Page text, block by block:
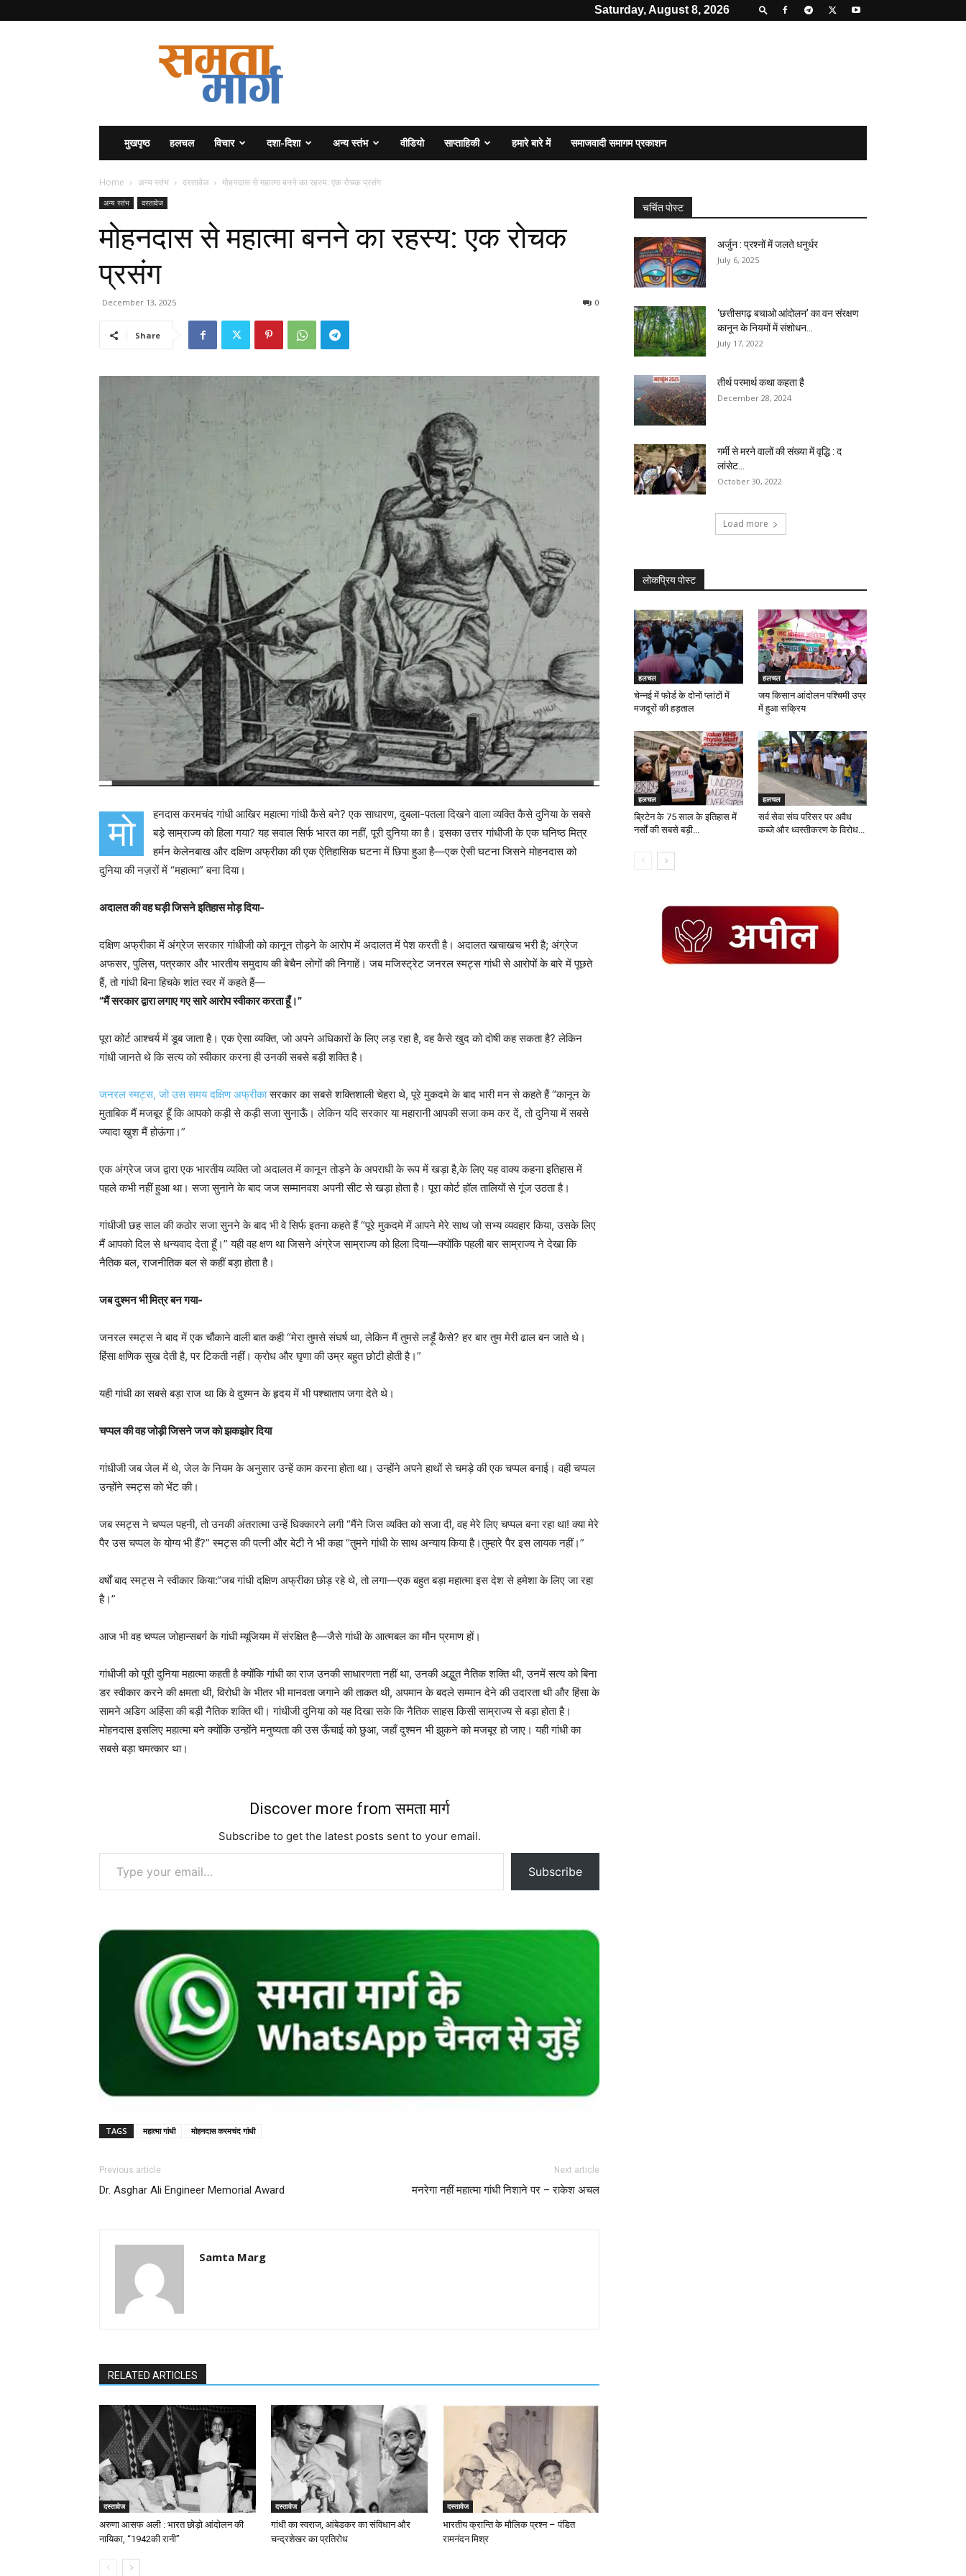
Saturday, August 8, 2026
मुखपृष्ठ हलचल विचार दशा-दिशा अन्य स्तंभ वीडियो साप्ताहिकी हमारे बारे में समाजवादी समागम प्रकाशन
Home अन्य स्तंभ दस्तावेज मोहनदास से महात्मा बनने का रहस्य: एक रोचक प्रसंग
अन्य स्तंभ दस्तावेज
मोहनदास से महात्मा बनने का रहस्य: एक रोचक
प्रसंग
December 13, 2025 0
Share
मो
हनदास करमचंद गांधी आखिर महात्मा गांधी कैसे बने? एक साधारण, दुबला-पतला दिखने वाला व्यक्ति कैसे दुनिया के सबसे
बड़े साम्राज्य को हिला गया? यह सवाल सिर्फ भारत का नहीं, पूरी दुनिया का है। इसका उत्तर गांधीजी के एक घनिष्ठ मित्र
हर्मन केलेनबाख और दक्षिण अफ्रीका की एक ऐतिहासिक घटना में छिपा हुआ है—एक ऐसी घटना जिसने मोहनदास को
दुनिया की नज़रों में “महात्मा” बना दिया।
अदालत की वह घड़ी जिसने इतिहास मोड़ दिया-
दक्षिण अफ्रीका में अंग्रेज सरकार गांधीजी को कानून तोड़ने के आरोप में अदालत में पेश करती है। अदालत खचाखच भरी है; अंग्रेज
अफसर, पुलिस, पत्रकार और भारतीय समुदाय की बेचैन लोगों की निगाहें। जब मजिस्ट्रेट जनरल स्मट्स गांधी से आरोपों के बारे में पूछते
हैं, तो गांधी बिना हिचके शांत स्वर में कहते हैं—
“मैं सरकार द्वारा लगाए गए सारे आरोप स्वीकार करता हूँ।”
पूरा कोर्ट आश्चर्य में डूब जाता है। एक ऐसा व्यक्ति, जो अपने अधिकारों के लिए लड़ रहा है, वह कैसे खुद को दोषी कह सकता है? लेकिन
गांधी जानते थे कि सत्य को स्वीकार करना ही उनकी सबसे बड़ी शक्ति है।
जनरल स्मट्स, जो उस समय दक्षिण अफ्रीकासरकार का सबसे शक्तिशाली चेहरा थे, पूरे मुकदमे के बाद भारी मन से कहते हैं “कानून के
मुताबिक मैं मजबूर हूँ कि आपको कड़ी से कड़ी सजा सुनाऊँ। लेकिन यदि सरकार या महारानी आपकी सजा कम कर दें, तो दुनिया में सबसे
ज्यादा खुश मैं होऊंगा।”
एक अंग्रेज जज द्वारा एक भारतीय व्यक्ति जो अदालत में कानून तोड़ने के अपराधी के रूप में खड़ा है,के लिए यह वाक्य कहना इतिहास में
पहले कभी नहीं हुआ था। सजा सुनाने के बाद जज सम्मानवश अपनी सीट से खड़ा होता है। पूरा कोर्ट हॉल तालियों से गूंज उठता है।
गांधीजी छह साल की कठोर सजा सुनने के बाद भी वे सिर्फ इतना कहते हैं “पूरे मुकदमे में आपने मेरे साथ जो सभ्य व्यवहार किया, उसके लिए
मैं आपको दिल से धन्यवाद देता हूँ।” यही वह क्षण था जिसने अंग्रेज साम्राज्य को हिला दिया—क्योंकि पहली बार साम्राज्य ने देखा कि
नैतिक बल, राजनीतिक बल से कहीं बड़ा होता है।
जब दुश्मन भी मित्र बन गया-
जनरल स्मट्स ने बाद में एक चौंकाने वाली बात कही “मेरा तुमसे संघर्ष था, लेकिन मैं तुमसे लड़ूँ कैसे? हर बार तुम मेरी ढाल बन जाते थे।
हिंसा क्षणिक सुख देती है, पर टिकती नहीं। क्रोध और घृणा की उम्र बहुत छोटी होती है।”
यही गांधी का सबसे बड़ा राज था कि वे दुश्मन के हृदय में भी पश्चाताप जगा देते थे।
चप्पल की वह जोड़ी जिसने जज को झकझोर दिया
गांधीजी जब जेल में थे, जेल के नियम के अनुसार उन्हें काम करना होता था। उन्होंने अपने हाथों से चमड़े की एक चप्पल बनाई। वही चप्पल
उन्होंने स्मट्स को भेंट की।
जब स्मट्स ने चप्पल पहनी, तो उनकी अंतरात्मा उन्हें धिक्कारने लगी “मैंने जिस व्यक्ति को सजा दी, वह मेरे लिए चप्पल बना रहा था! क्या मेरे
पैर उस चप्पल के योग्य भी हैं?” स्मट्स की पत्नी और बेटी ने भी कहा “तुमने गांधी के साथ अन्याय किया है।तुम्हारे पैर इस लायक नहीं।”
वर्षों बाद स्मट्स ने स्वीकार किया:“जब गांधी दक्षिण अफ्रीका छोड़ रहे थे, तो लगा—एक बहुत बड़ा महात्मा इस देश से हमेशा के लिए जा रहा
है।”
आज भी वह चप्पल जोहान्सबर्ग के गांधी म्यूजियम में संरक्षित है—जैसे गांधी के आत्मबल का मौन प्रमाण हों।
गांधीजी को पूरी दुनिया महात्मा कहती है क्योंकि गांधी का राज उनकी साधारणता नहीं था, उनकी अद्भुत नैतिक शक्ति थी, उनमें सत्य को बिना
डर स्वीकार करने की क्षमता थी, विरोधी के भीतर भी मानवता जगाने की ताकत थी, अपमान के बदले सम्मान देने की उदारता थी और हिंसा के
सामने अडिग अहिंसा की बड़ी नैतिक शक्ति थी। गांधीजी दुनिया को यह दिखा सके कि नैतिक साहस किसी साम्राज्य से बड़ा होता है।
मोहनदास इसलिए महात्मा बने क्योंकि उन्होंने मनुष्यता की उस ऊँचाई को छुआ, जहाँ दुश्मन भी झुकने को मजबूर हो जाए। यही गांधी का
सबसे बड़ा चमत्कार था।
Discover more from समता मार्ग
Subscribe to get the latest posts sent to your email.
Type your email…
Subscribe
TAGS महात्मा गांधी मोहनदास करमचंद गांधी
Previous article
Dr. Asghar Ali Engineer Memorial Award
Next article
मनरेगा नहीं महात्मा गांधी निशाने पर – राकेश अचल
Samta Marg
RELATED ARTICLES
दस्तावेज
अरुणा आसफ अली : भारत छोड़ो आंदोलन की
नायिका, “1942की रानी”
दस्तावेज
गांधी का स्वराज, आंबेडकर का संविधान और
चन्द्रशेखर का प्रतिरोध
दस्तावेज
भारतीय क्रान्ति के मौलिक प्रश्न – पंडित
रामनंदन मिश्र
चर्चित पोस्ट
अर्जुन : प्रश्नों में जलते धनुर्धर
July 6, 2025
‘छत्तीसगढ़ बचाओ आंदोलन’ का वन संरक्षण
कानून के नियमों में संशोधन...
July 17, 2022
तीर्थ परमार्थ कथा कहता है
December 28, 2024
गर्मी से मरने वालों की संख्या में वृद्धि : द
लांसेट...
October 30, 2022
Load more
लोकप्रिय पोस्ट
हलचल
चेन्नई में फोर्ड के दोनों प्लांटों में
मजदूरों की हड़ताल
हलचल
जय किसान आंदोलन पश्चिमी उप्र
में हुआ सक्रिय
हलचल
ब्रिटेन के 75 साल के इतिहास में
नर्सों की सबसे बड़ी...
हलचल
सर्व सेवा संघ परिसर पर अवैध
कब्जे और ध्वस्तीकरण के विरोध...